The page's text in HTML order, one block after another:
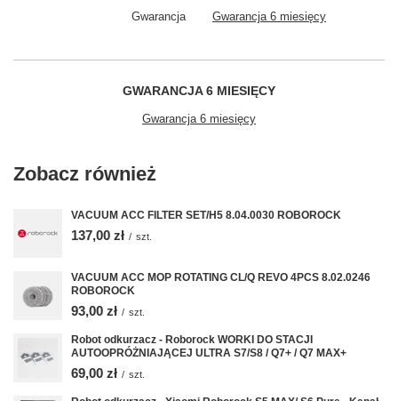
Gwarancja Gwarancja 6 miesięcy
GWARANCJA 6 MIESIĘCY
Gwarancja 6 miesięcy
Zobacz również
VACUUM ACC FILTER SET/H5 8.04.0030 ROBOROCK
137,00 zł / szt.
VACUUM ACC MOP ROTATING CL/Q REVO 4PCS 8.02.0246
ROBOROCK
93,00 zł / szt.
Robot odkurzacz - Roborock WORKI DO STACJI
AUTOOPRÓŻNIAJĄCEJ ULTRA S7/S8 / Q7+ / Q7 MAX+
69,00 zł / szt.